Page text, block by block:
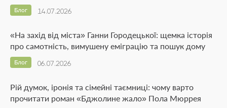
14.07.2026
Блог
«На захід від міста» Ганни Городецької: щемка історія
про самотність, вимушену еміграцію та пошук дому
06.07.2026
Блог
Рій думок, іронія та сімейні таємниці: чому варто
прочитати роман «Бджолине жало» Пола Мюррея